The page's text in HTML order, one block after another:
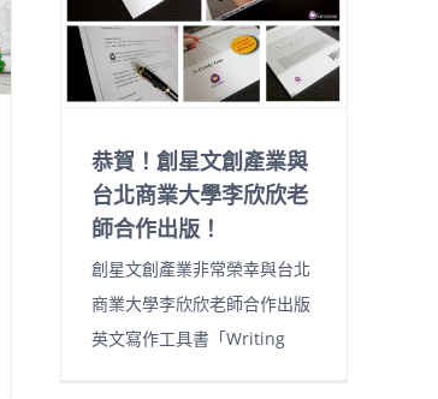
恭賀！創星文創產業與
台北商業大學李欣欣老
師合作出版！
創星文創產業非常榮幸與台北
商業大學李欣欣老師合作出版
英文寫作工具書「Writing